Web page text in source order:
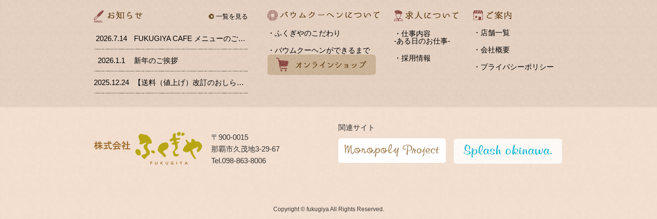
一覧を見る
2026.7.14 FUKUGIYA CAFE メニューのご紹介
2026.1.1 新年のご挨拶
2025.12.24 【送料（値上げ）改訂のおしらせ】
・ふくぎやのこだわり
・バウムクーヘンができるまで
・仕事内容
-ある日のお仕事-
・採用情報
・店舗一覧
・会社概要
・プライバシーポリシー
〒900-0015
那覇市久茂地3-29-67
Tel.098-863-8006
関連サイト
Copyright © fukugiya All Rights Reserved.